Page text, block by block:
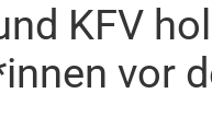
KFV
vor